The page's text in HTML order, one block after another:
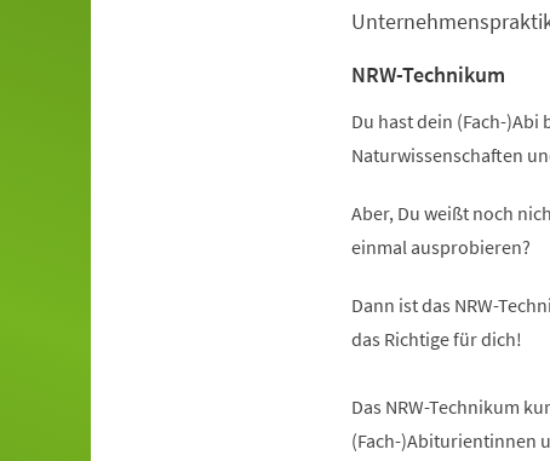
NRW-Technikum
Du hast dein (Fach-
Naturwissenschaften
Aber, Du weißt noch
einmal ausprobieren?
Dann ist das NRW-
das Richtige für dich!
Das NRW-Technikum
(Fach-)Abiturientinnen